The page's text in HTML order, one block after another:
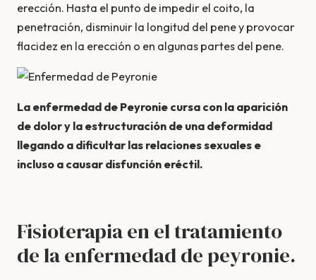
erección. Hasta el punto de impedir el coito, la
penetración, disminuir la longitud del pene y provocar
flacidez en la erección o en algunas partes del pene.
La enfermedad de Peyronie cursa con la aparición
de dolor y la estructuración de una deformidad
llegando a dificultar las relaciones sexuales e
incluso a causar disfunción eréctil.
Fisioterapia en el tratamiento
de la enfermedad de peyronie.